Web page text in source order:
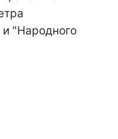
"Народного